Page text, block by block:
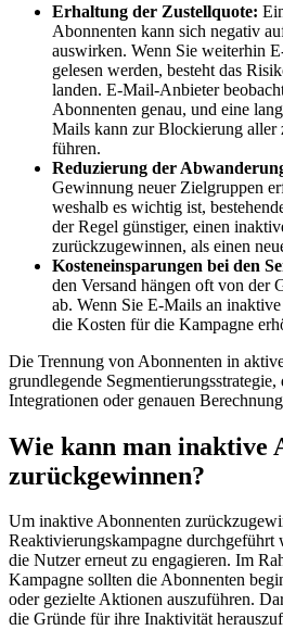
Erhaltung der Zustellquote:
Abonnenten kann sich negativ
auswirken. Wenn Sie weiterhin
gelesen werden, besteht das
landen. E-Mail-Anbieter
Abonnenten genau, und eine
Mails kann zur Blockierung aller
führen.
Reduzierung der
Gewinnung neuer Zielgruppen
weshalb es wichtig ist,
der Regel günstiger, einen
zurückzugewinnen, als einen
Kosteneinsparungen bei den
den Versand hängen oft von der
ab. Wenn Sie E-Mails an
die Kosten für die Kampagne
Die Trennung von Abonnenten in
grundlegende
Integrationen oder genauen
Wie kann man inaktive
zurückgewinnen?
Um inaktive Abonnenten
Reaktivierungskampagne durchgeführt
die Nutzer erneut zu engagieren. Im
Kampagne sollten die Abonnenten
oder gezielte Aktionen auszuführen.
die Gründe für ihre Inaktivität